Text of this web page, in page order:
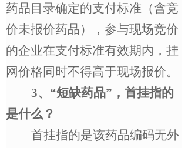
药品目录确定的支付标准（含竞
价未报价药品），参与现场竞价
的企业在支付标准有效期内，挂
网价格同时不得高于现场报价。
3、 “短缺药品” ，首挂指的
是什么？
首挂指的是该药品编码无外